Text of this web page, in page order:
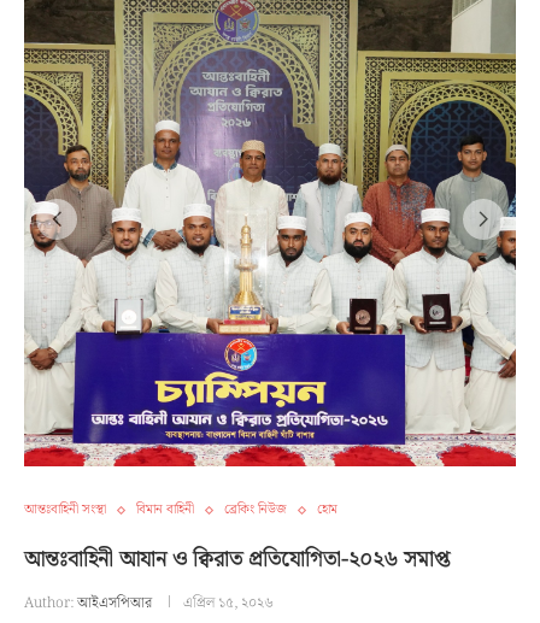
আন্তঃবাহিনী সংস্থা বিমান বাহিনী ব্রেকিং নিউজ হোম
আন্তঃবাহিনী আযান ও ক্বিরাত প্রতিযোগিতা-২০২৬ সমাপ্ত
Author:আইএসপিআর এপ্রিল ১৫, ২০২৬